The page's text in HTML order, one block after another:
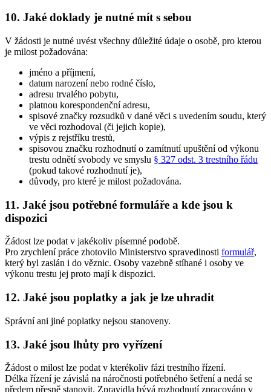
10. Jaké doklady je nutné mít s sebou
V žádosti je nutné uvést všechny důležité údaje o osobě, pro kterou
je milost požadována:
jméno a příjmení,
datum narození nebo rodné číslo,
adresu trvalého pobytu,
platnou korespondenční adresu,
spisové značky rozsudků v dané věci s uvedením soudu, který
ve věci rozhodoval (či jejich kopie),
výpis z rejstříku trestů,
spisovou značku rozhodnutí o zamítnutí upuštění od výkonu
trestu odnětí svobody ve smyslu § 327 odst. 3 trestního řádu
(pokud takové rozhodnutí je),
důvody, pro které je milost požadována.
11. Jaké jsou potřebné formuláře a kde jsou k
dispozici
Žádost lze podat v jakékoliv písemné podobě.
Pro zrychlení práce zhotovilo Ministerstvo spravedlnosti formulář,
který byl zaslán i do věznic. Osoby vazebně stíhané i osoby ve
výkonu trestu jej proto mají k dispozici.
12. Jaké jsou poplatky a jak je lze uhradit
Správní ani jiné poplatky nejsou stanoveny.
13. Jaké jsou lhůty pro vyřízení
Žádost o milost lze podat v kterékoliv fázi trestního řízení.
Délka řízení je závislá na náročnosti potřebného šetření a nedá se
předem přesně stanovit. Zpravidla bývá rozhodnutí zpracováno v